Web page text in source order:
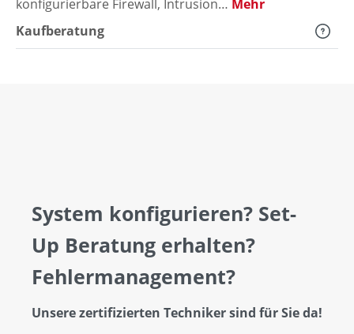
konfigurierbare Firewall, Intrusion… Mehr
Kaufberatung
System konfigurieren? Set-
Up Beratung erhalten?
Fehlermanagement?
Unsere zertifizierten Techniker sind für Sie da!